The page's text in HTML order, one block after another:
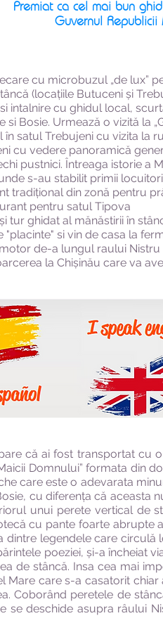
Premiat ca cel mai bun
Guvernul Republicii
cu microbuzul „de lux”
(locațiile Butuceni și
intalnire cu ghidul local,
si Bosie. Urmează o vizită la
satul Trebujeni cu vizita la
cu vedere panoramică
pustnici. Întreaga istorie a
s-au stabilit primii
tradițional din zonă pentru
pentru satul Tipova
tur ghidat al mănăstirii în
"placinte" si vin de casa la
de-a lungul raului Nistru
la Chișinău care va
că ai fost transportat cu
Domnului” formata din
care este o adevarata
cu diferența că aceasta
unui perete vertical de
cu pante foarte abrupte
dintre legendele care
poeziei, și-a încheiat
de stâncă. Insa cea mai
Mare care s-a casatorit
Coborând peretele de
se deschide asupra râului